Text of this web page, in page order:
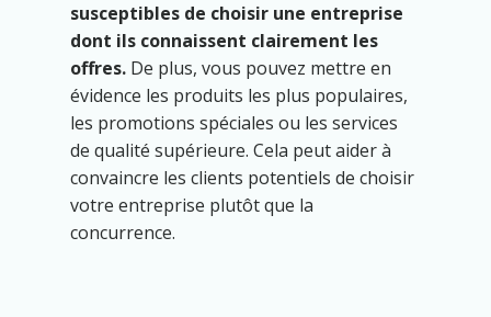
susceptibles de choisir une entreprise
dont ils connaissent clairement les
offres. De plus, vous pouvez mettre en
évidence les produits les plus populaires,
les promotions spéciales ou les services
de qualité supérieure. Cela peut aider à
convaincre les clients potentiels de choisir
votre entreprise plutôt que la
concurrence.